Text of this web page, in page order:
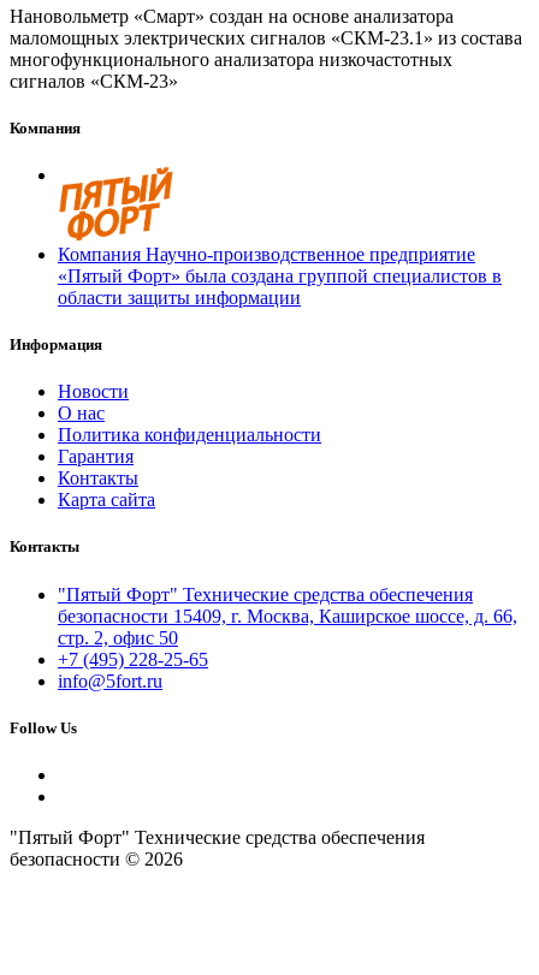
Нановольметр «Смарт» создан на основе анализатора
маломощных электрических сигналов «СКМ-23.1» из состава
многофункционального анализатора низкочастотных
сигналов «СКМ-23»
Компания
Компания Научно-производственное предприятие
«Пятый Форт» была создана группой специалистов в
области защиты информации
Информация
Новости
О нас
Политика конфиденциальности
Гарантия
Контакты
Карта сайта
Контакты
"Пятый Форт" Технические средства обеспечения
безопасности 15409, г. Москва, Каширское шоссе, д. 66,
стр. 2, офис 50
+7 (495) 228-25-65
info@5fort.ru
Follow Us
"Пятый Форт" Технические средства обеспечения
безопасности © 2026